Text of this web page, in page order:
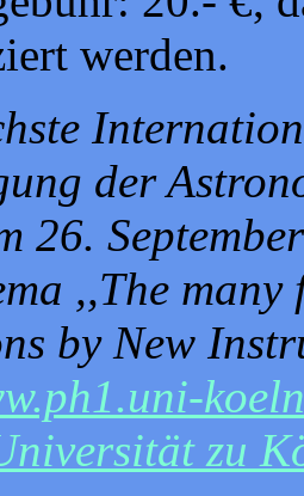
werden.
der
26.
,,The many
by New
zu